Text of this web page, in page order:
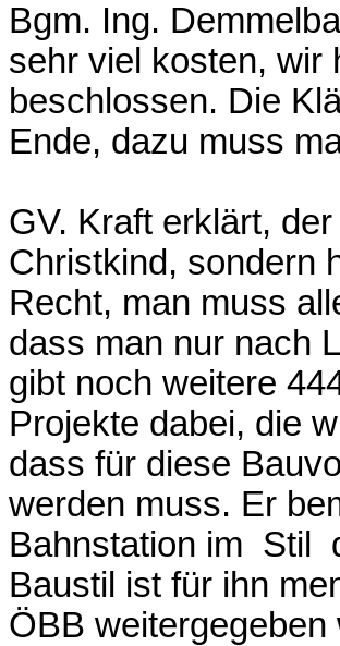
Bgm. Ing.
sehr viel kosten, wir
beschlossen. Die
Ende, dazu muss
GV. Kraft erklärt,
Christkind, sondern
Recht, man muss
dass man nur nach
gibt noch weitere
Projekte dabei, die
dass für diese
werden muss. Er
Bahnstation im Stil
Baustil ist für ihn
ÖBB weitergegeben